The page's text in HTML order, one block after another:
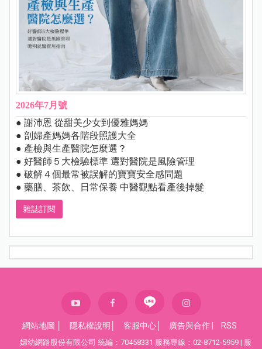
2026年7月號
● 謝沛恩 從甜美少女到優雅媽媽
● 剖婦產媽媽各階段照護大全
● 產檢與生產醫院怎麼選？
● 好醫師５大檢驗標準 選對醫院是風險管理
● 破解４個最常被誤解的寶寶安全感問題
● 藥膳、茶飲、日常保養 中醫觀點看產後掉髮
雜誌訂閱
網站地圖 隱私權說明 客服中心 廣告與合作 RSS
婦幼網路股份有限公司 統編：70458331 服務專線：02-8712-5959 | 服